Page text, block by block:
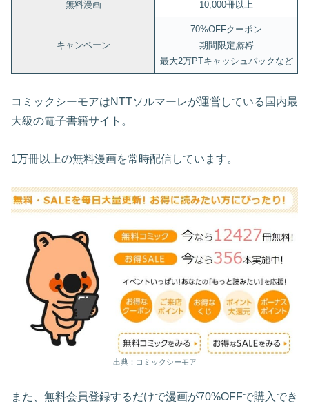
無料漫画 10,000冊以上
キャンペーン
70%OFFクーポン
期間限定無料
最大2万PTキャッシュバックなど
コミックシーモアはNTTソルマーレが運営している国内最
大級の電子書籍サイト。
1万冊以上の無料漫画を常時配信しています。
出典：コミックシーモア
また、無料会員登録するだけで漫画が70%OFFで購入でき